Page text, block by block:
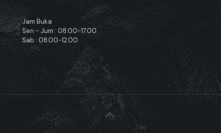
Jam Buka
Sen - Jum : 08.00-17.00
Sab : 08.00-12.00